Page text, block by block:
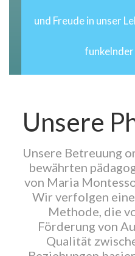
und Freude in unser
Unsere
Unsere Betreuung
bewährten
von Maria
Wir verfolgen
Methode, die
Förderung von
Qualität